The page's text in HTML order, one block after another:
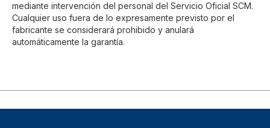
mediante intervención del personal del Servicio Oficial SCM.
Cualquier uso fuera de lo expresamente previsto por el
fabricante se considerará prohibido y anulará
automáticamente la garantía.